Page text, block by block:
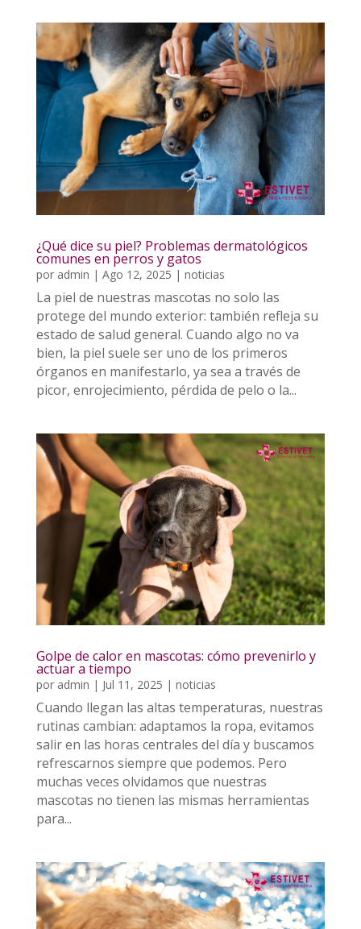
¿Qué dice su piel? Problemas dermatológicos
comunes en perros y gatos
por admin | Ago 12, 2025 | noticias
La piel de nuestras mascotas no solo las
protege del mundo exterior: también refleja su
estado de salud general. Cuando algo no va
bien, la piel suele ser uno de los primeros
órganos en manifestarlo, ya sea a través de
picor, enrojecimiento, pérdida de pelo o la...
Golpe de calor en mascotas: cómo prevenirlo y
actuar a tiempo
por admin | Jul 11, 2025 | noticias
Cuando llegan las altas temperaturas, nuestras
rutinas cambian: adaptamos la ropa, evitamos
salir en las horas centrales del día y buscamos
refrescarnos siempre que podemos. Pero
muchas veces olvidamos que nuestras
mascotas no tienen las mismas herramientas
para...